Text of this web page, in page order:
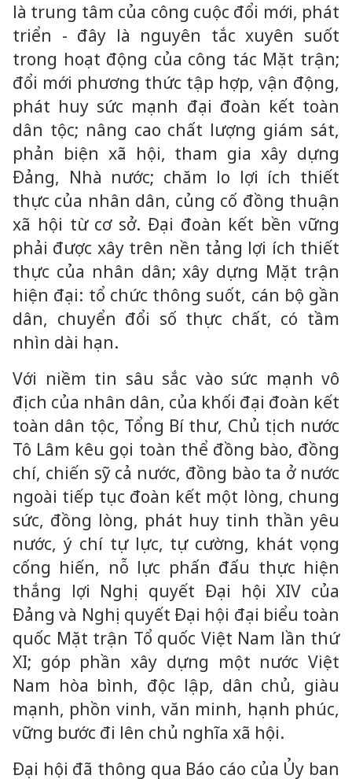
là trung tâm của công cuộc đổi mới, phát
triển - đây là nguyên tắc xuyên suốt
trong hoạt động của công tác Mặt trận;
đổi mới phương thức tập hợp, vận động,
phát huy sức mạnh đại đoàn kết toàn
dân tộc; nâng cao chất lượng giám sát,
phản biện xã hội, tham gia xây dựng
Đảng, Nhà nước; chăm lo lợi ích thiết
thực của nhân dân, củng cố đồng thuận
xã hội từ cơ sở. Đại đoàn kết bền vững
phải được xây trên nền tảng lợi ích thiết
thực của nhân dân; xây dựng Mặt trận
hiện đại: tổ chức thông suốt, cán bộ gần
dân, chuyển đổi số thực chất, có tầm
nhìn dài hạn.
Với niềm tin sâu sắc vào sức mạnh vô
địch của nhân dân, của khối đại đoàn kết
toàn dân tộc, Tổng Bí thư, Chủ tịch nước
Tô Lâm kêu gọi toàn thể đồng bào, đồng
chí, chiến sỹ cả nước, đồng bào ta ở nước
ngoài tiếp tục đoàn kết một lòng, chung
sức, đồng lòng, phát huy tinh thần yêu
nước, ý chí tự lực, tự cường, khát vọng
cống hiến, nỗ lực phấn đấu thực hiện
thắng lợi Nghị quyết Đại hội XIV của
Đảng và Nghị quyết Đại hội đại biểu toàn
quốc Mặt trận Tổ quốc Việt Nam lần thứ
XI; góp phần xây dựng một nước Việt
Nam hòa bình, độc lập, dân chủ, giàu
mạnh, phồn vinh, văn minh, hạnh phúc,
vững bước đi lên chủ nghĩa xã hội.
Đại hội đã thông qua Báo cáo của Ủy ban